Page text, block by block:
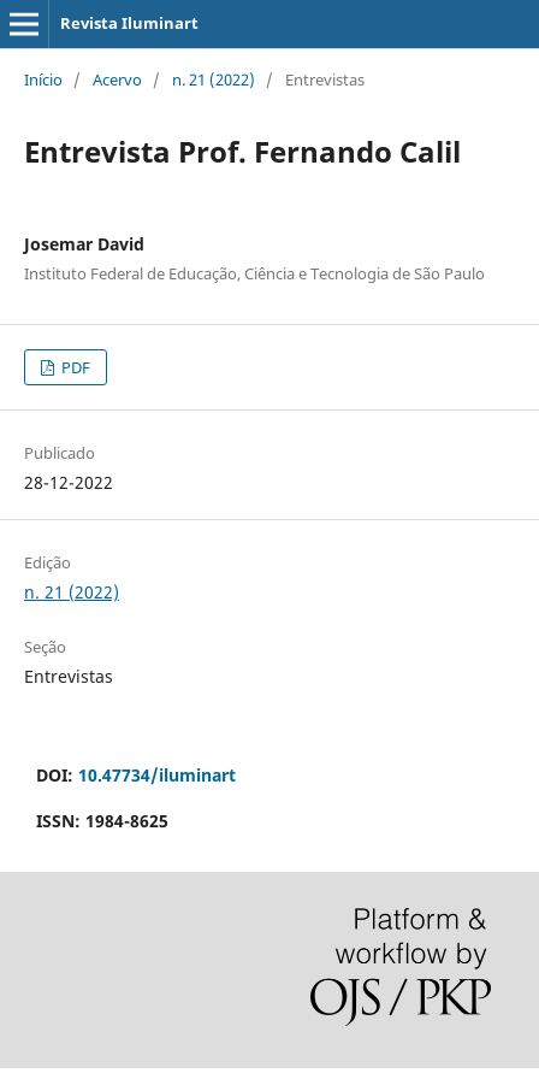
Revista Iluminart
Início / Acervo / n. 21 (2022) / Entrevistas
Entrevista Prof. Fernando Calil
Josemar David
Instituto Federal de Educação, Ciência e Tecnologia de São Paulo
PDF
Publicado
28-12-2022
Edição
n. 21 (2022)
Seção
Entrevistas
DOI: 10.47734/iluminart
ISSN: 1984-8625